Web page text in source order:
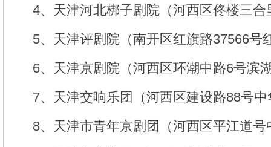
4、天津河北梆子剧院（河西区佟楼三合
5、天津评剧院（南开区红旗路37566号
6、天津京剧院（河西区环潮中路6号滨
7、天津交响乐团（河西区建设路88号
8、天津市青年京剧团（河西区平江道号